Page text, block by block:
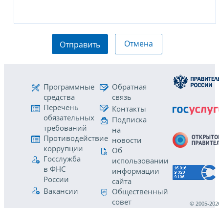
Отправить Отмена
Программные
средства
Перечень
обязательных
требований
Противодействие
коррупции
Госслужба
в ФНС
России
Вакансии
Обратная
связь
Контакты
Подписка
на
новости
Об
использовании
информации
сайта
Общественный
совет
© 2005-